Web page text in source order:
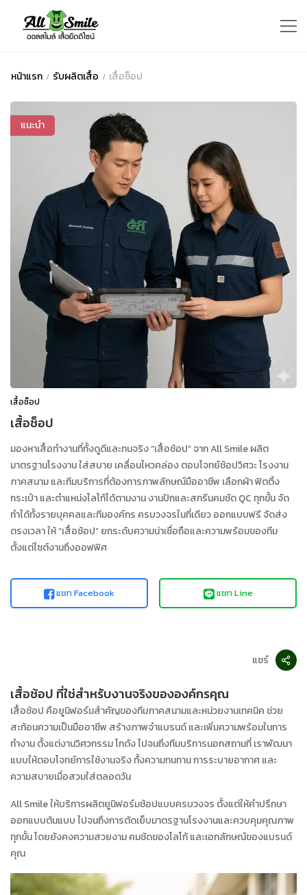
หน้าแรก รับผลิตเสื้อ เสื้อช็อป
แนะนำ
เสื้อช็อป
เสื้อช็อป
มองหาเสื้อทำงานที่ทั้งดูดีและทนจริง “เสื้อช้อป” จาก All Smile ผลิต
มาตรฐานโรงงาน ใส่สบาย เคลื่อนไหวคล่อง ตอบโจทย์ช้อปวิศวะ โรงงาน
ภาคสนาม และทีมบริการที่ต้องการภาพลักษณ์มืออาชีพ เลือกผ้า ฟิตติ้ง
กระเป๋า และตำแหน่งโลโก้ได้ตามงาน งานปักและสกรีนคมชัด QC ทุกขั้น จัด
ทำได้ทั้งรายบุคคลและทีมองค์กร ครบวงจรในที่เดียว ออกแบบฟรี จัดส่ง
ตรงเวลา ให้ “เสื้อช้อป” ยกระดับความน่าเชื่อถือและความพร้อมของทีม
ตั้งแต่ไซต์งานถึงออฟฟิศ
แชท Facebook แชท Line
แชร์
เสื้อช้อป ที่ใช่สำหรับงานจริงขององค์กรคุณ
เสื้อช้อป คือยูนิฟอร์มสำคัญของทีมภาคสนามและหน่วยงานเทคนิค ช่วย
สะท้อนความเป็นมืออาชีพ สร้างภาพจำแบรนด์ และเพิ่มความพร้อมในการ
ทำงาน ตั้งแต่งานวิศวกรรม โกดัง ไปจนถึงทีมบริการนอกสถานที่ เราพัฒนา
แบบให้ตอบโจทย์การใช้งานจริง ทั้งความทนทาน การระบายอากาศ และ
ความสบายเมื่อสวมใส่ตลอดวัน
All Smile ให้บริการผลิตยูนิฟอร์มช้อปแบบครบวงจร ตั้งแต่ให้คำปรึกษา
ออกแบบต้นแบบ ไปจนถึงการตัดเย็บมาตรฐานโรงงานและควบคุมคุณภาพ
ทุกขั้น โดยยังคงความสวยงาม คมชัดของโลโก้ และเอกลักษณ์ของแบรนด์
คุณ